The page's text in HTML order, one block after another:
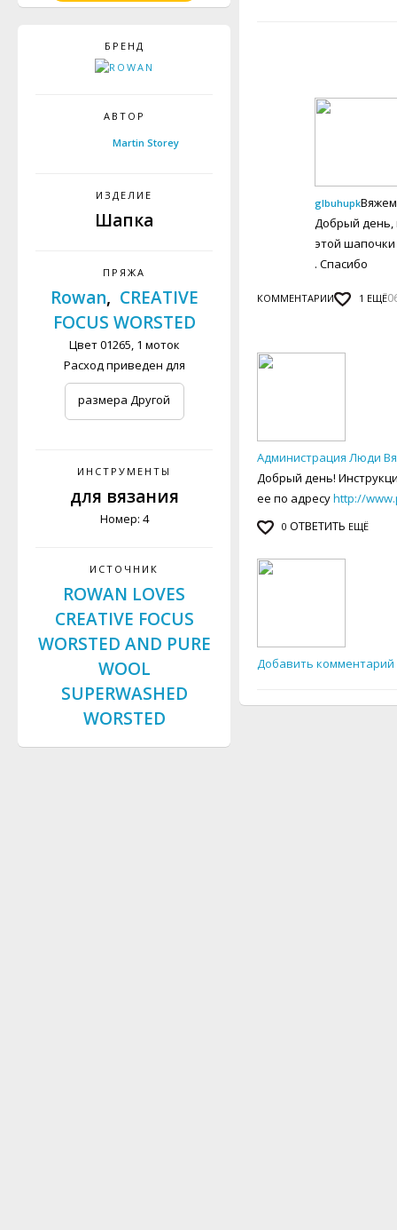
БРЕНД
АВТОР
Martin Storey
ИЗДЕЛИЕ
Шапка
ПРЯЖА
Rowan, CREATIVE
FOCUS WORSTED
Цвет 01265, 1 моток
Расход приведен для
размера Другой
ИНСТРУМЕНТЫ
для вязания
Номер: 4
ИСТОЧНИК
ROWAN LOVES
CREATIVE FOCUS
WORSTED AND PURE
WOOL
SUPERWASHED
WORSTED
glbuhupk
Добрый день,
этой шапочки
. Спасибо
КОММЕНТАРИИ 1 ЕЩЁ
Администрация Люди
Добрый день!
ее по адресуhttp://
0 ОТВЕТИТЬ ЕЩЁ
Добавить комментарий